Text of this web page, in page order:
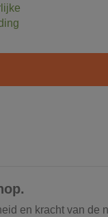
en kracht van de